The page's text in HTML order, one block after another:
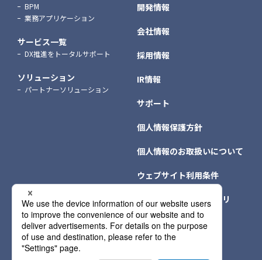
BPM
業務アプリケーション
サービス一覧
DX推進をトータルサポート
ソリューション
パートナーソリューション
開発情報
会社情報
採用情報
IR情報
サポート
個人情報保護方針
個人情報のお取扱いについて
ウェブサイト利用条件
クッキー（Cookie）ポリ
シー